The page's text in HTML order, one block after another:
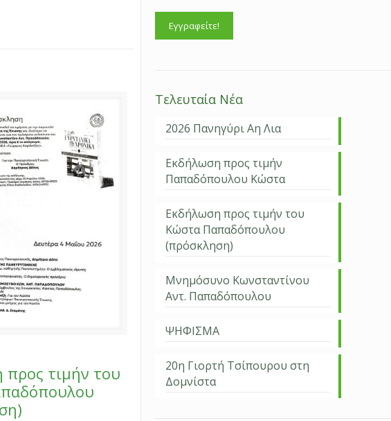
προς τιμήν του
Τελευταία Νέα
2026 Πανηγύρι Αη Λια
Εκδήλωση προς τιμήν
Παπαδόπουλου Κώστα
Εκδήλωση προς τιμήν του
Κώστα Παπαδόπουλου
(πρόσκληση)
Μνημόσυνο Κωνσταντίνου
Αντ. Παπαδόπουλου
ΨΗΦΙΣΜΑ
20η Γιορτή Τσίπουρου στη
Δομνίστα